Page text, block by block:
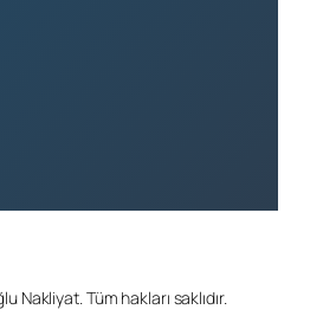
Nakliyat. Tüm hakları saklıdır.